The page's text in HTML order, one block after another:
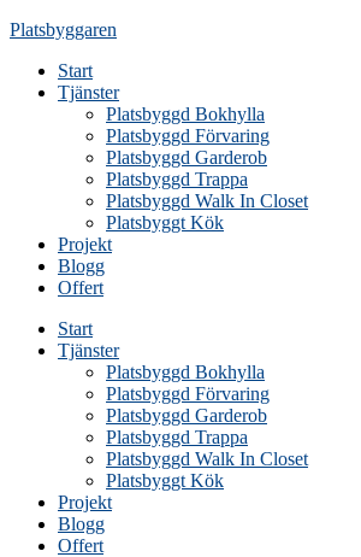
Skip
content
Platsbyggaren
Start
Tjänster
Platsbyggd Bokhylla
Platsbyggd Förvaring
Platsbyggd Garderob
Platsbyggd Trappa
Platsbyggd Walk In Closet
Platsbyggt Kök
Projekt
Blogg
Offert
Start
Tjänster
Platsbyggd Bokhylla
Platsbyggd Förvaring
Platsbyggd Garderob
Platsbyggd Trappa
Platsbyggd Walk In Closet
Platsbyggt Kök
Projekt
Blogg
Offert